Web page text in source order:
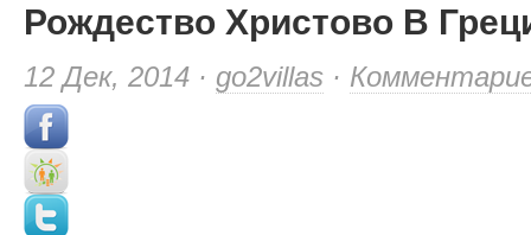
Рождество Христово В
12 Дек, 2014 · go2villas ·